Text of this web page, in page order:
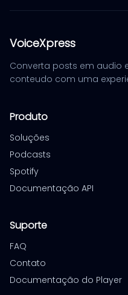
VoiceXpress
Converta posts em audio
conteudo com uma
Produto
Soluções
Podcasts
Spotify
Documentação API
Suporte
FAQ
Contato
Documentação do Player